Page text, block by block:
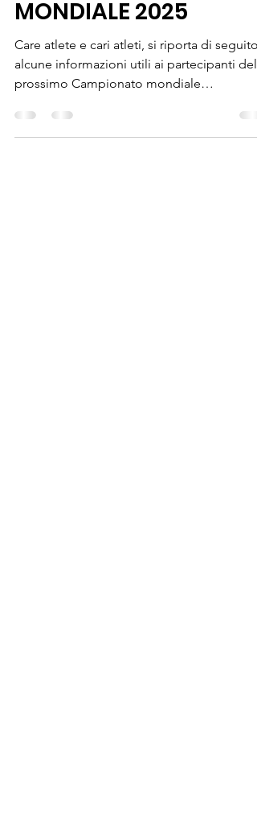
FYI - CAMPIONATO
MONDIALE 2025
Care atlete e cari atleti, si riporta di seguito
prossimo Campionato mondiale
organizzato...